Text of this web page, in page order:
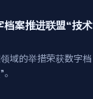
档案推进联盟“技术
域的举措荣获数字档